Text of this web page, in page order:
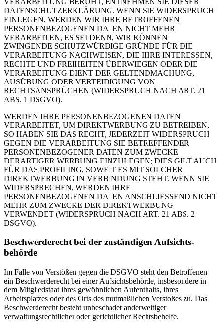
DATENSCHUTZERKLÄRUNG. WENN SIE WIDERSPRUCH
EINLEGEN, WERDEN WIR IHRE BETROFFENEN
PERSONENBEZOGENEN DATEN NICHT MEHR
VERARBEITEN, ES SEI DENN, WIR KÖNNEN
ZWINGENDE SCHUTZWÜRDIGE GRÜNDE FÜR DIE
VERARBEITUNG NACHWEISEN, DIE IHRE INTERESSEN,
RECHTE UND FREIHEITEN ÜBERWIEGEN ODER DIE
VERARBEITUNG DIENT DER GELTENDMACHUNG,
AUSÜBUNG ODER VERTEIDIGUNG VON
RECHTSANSPRÜCHEN (WIDERSPRUCH NACH ART. 21
ABS. 1 DSGVO).
WERDEN IHRE PERSONENBEZOGENEN DATEN
VERARBEITET, UM DIREKTWERBUNG ZU BETREIBEN,
SO HABEN SIE DAS RECHT, JEDERZEIT WIDERSPRUCH
GEGEN DIE VERARBEITUNG SIE BETREFFENDER
PERSONENBEZOGENER DATEN ZUM ZWECKE
DERARTIGER WERBUNG EINZULEGEN; DIES GILT AUCH
FÜR DAS PROFILING, SOWEIT ES MIT SOLCHER
DIREKTWERBUNG IN VERBINDUNG STEHT. WENN SIE
WIDERSPRECHEN, WERDEN IHRE
PERSONENBEZOGENEN DATEN ANSCHLIESSEND NICHT
MEHR ZUM ZWECKE DER DIREKTWERBUNG
VERWENDET (WIDERSPRUCH NACH ART. 21 ABS. 2
DSGVO).
Beschwerde­recht bei der zuständigen Aufsichts­
behörde
Im Falle von Verstößen gegen die DSGVO steht den Betroffenen
ein Beschwerderecht bei einer Aufsichtsbehörde, insbesondere in
dem Mitgliedstaat ihres gewöhnlichen Aufenthalts, ihres
Arbeitsplatzes oder des Orts des mutmaßlichen Verstoßes zu. Das
Beschwerderecht besteht unbeschadet anderweitiger
verwaltungsrechtlicher oder gerichtlicher Rechtsbehelfe.